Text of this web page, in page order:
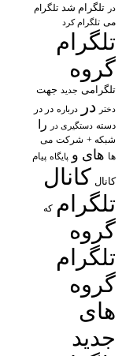
در تلگرام شد تلگرام
می تلگرام کرد
تلگرام
گروه
تلگرامی جدید جهت
دختر در درباره در در
دسته دستگیری در را
شبکه + شرکت می
ها های و پایگاه پیام
کانال کانال
تلگرام که
گروه
تلگرام
گروه
های
جدید